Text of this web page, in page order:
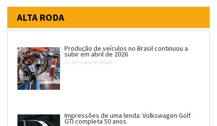
ALTA RODA
Produção de veículos no Brasil continuou a
subir em abril de 2026
22 de maio de 2026
Impressões de uma lenda: Volkswagen Golf
GTI completa 50 anos